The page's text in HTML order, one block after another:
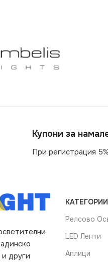
Купони за
При регистрация
други
КАТЕГОРИИ
Релсово
LED Ленти
Аплици